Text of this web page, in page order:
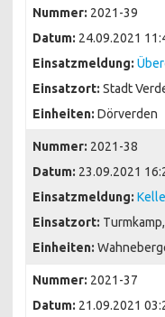
Nummer: 2021-39
Datum: 24.09.2021
Einsatzmeldung:
Einsatzort: Stadt
Einheiten: Dörverden
Nummer: 2021-38
Datum: 23.09.2021
Einsatzmeldung:
Einsatzort:
Einheiten:
Nummer: 2021-37
Datum: 21.09.2021